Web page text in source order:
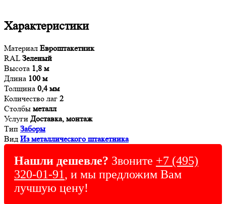
Характеристики
Материал Евроштакетник
RALЗеленый
Высота 1,8 м
Длина 100 м
Толщина 0,4 мм
Количество лаг 2
Столбы металл
Услуги Доставка, монтаж
Тип Заборы
Вид Из металлического штакетника
Нашли дешевле? Звоните +7 (495)
320-01-91, и мы предложим Вам
лучшую цену!